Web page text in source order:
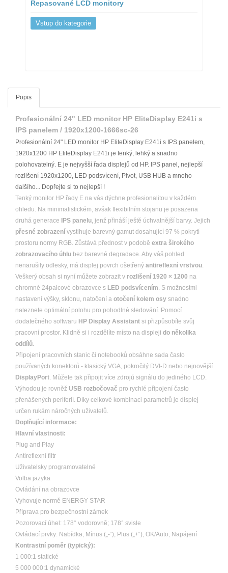
Repasované LCD monitory
Vstup do kategorie
Popis
Profesionální 24" LED monitor HP EliteDisplay E241i s
IPS panelem / 1920x1200-1666sc-26
Profesionální 24" LED monitor HP EliteDisplay E241i s IPS panelem,
1920x1200 HP EliteDisplay E241i je tenký, lehký a snadno
polohovatelný. E je nejvyšší řada displejů od HP. IPS panel, nejlepší
rozlišení 1920x1200, LED podsvícení, Pivot, USB HUB a mnoho
dalšího... Dopřejte si to nejlepší !
Tenký monitor HP řady E na vás dýchne profesionalitou v každém
ohledu. Na minimalistickém, avšak flexibilním stojanu je posazena
druhá generace
IPS panelu, jenž přináší ještě úchvatnější barvy. Jejich
přesné zobrazení vystihuje barevný gamut dosahující 97 % pokrytí
prostoru normy RGB. Zůstává přednost v podobě extra širokého
zobrazovacího úhlu bez barevné degradace. Aby váš pohled
nenarušily odlesky, má displej povrch ošetřený antireflexní vrstvou.
Veškerý obsah si nyní můžete zobrazit v rozlišení 1920 × 1200 na
ohromné 24palcové obrazovce s LED podsvícením. S možnostmi
nastavení výšky, sklonu, natočení a otočení kolem osy snadno
naleznete optimální polohu pro pohodlné sledování. Pomocí
dodatečného softwaru HP Display Assistant si přizpůsobíte svůj
pracovní prostor. Klidně si i rozdělíte místo na displeji do několika
oddílů.
Připojení pracovních stanic či notebooků obsáhne sada často
používaných konektorů - klasický VGA, pokročilý DVI-D nebo nejnovější
DisplayPort. Můžete tak připojit více zdrojů signálu do jediného LCD.
Výhodou je rovněž USB rozbočovač pro rychlé připojení často
přenášených periferií. Díky celkové kombinaci parametrů je displej
určen rukám náročných uživatelů.
Doplňující informace:
Hlavní vlastnosti:
Plug and Play
Antireflexní filtr
Uživatelsky programovatelné
Volba jazyka
Ovládání na obrazovce
Vyhovuje normě ENERGY STAR
Příprava pro bezpečnostní zámek
Pozorovací úhel: 178° vodorovně; 178° svisle
Ovládací prvky: Nabídka, Mínus („-“), Plus („+“), OK/Auto, Napájení
Kontrastní poměr (typický):
1 000:1 statické
5 000 000:1 dynamické